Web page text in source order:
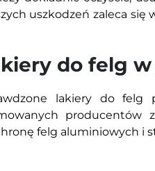
uszkodzeń zaleca się
do felg w
lakiery do felg
producentów
felg aluminiowych i